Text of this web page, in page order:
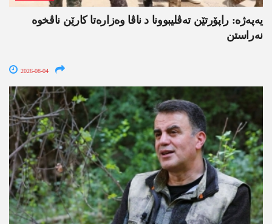
یەپەژە: راپۆرتێن تەڤلیبوونا د ناڤا وەزارەتا کارێن ناڤخوە
نەراستن
2026-08-04